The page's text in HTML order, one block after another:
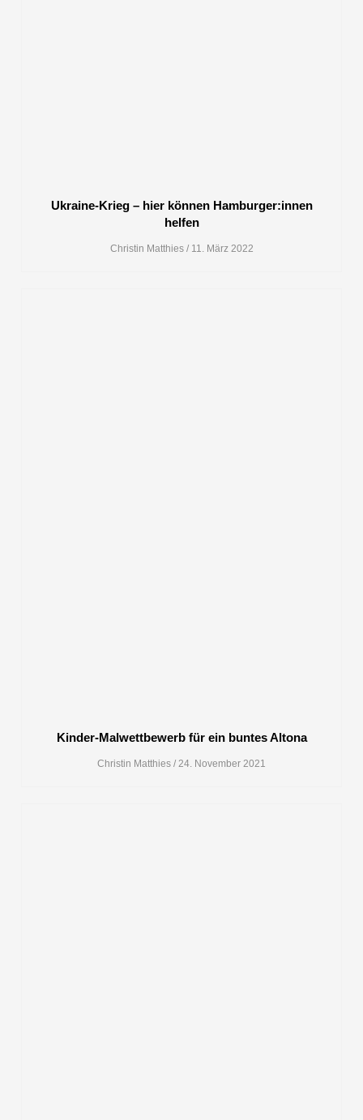
Ukraine-Krieg – hier können Hamburger:innen
helfen
Christin Matthies 11. März 2022
Kinder-Malwettbewerb für ein buntes Altona
Christin Matthies 24. November 2021